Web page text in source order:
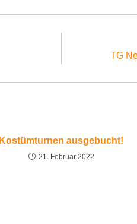
TG
Kostümturnen ausgebucht!
21. Februar 2022